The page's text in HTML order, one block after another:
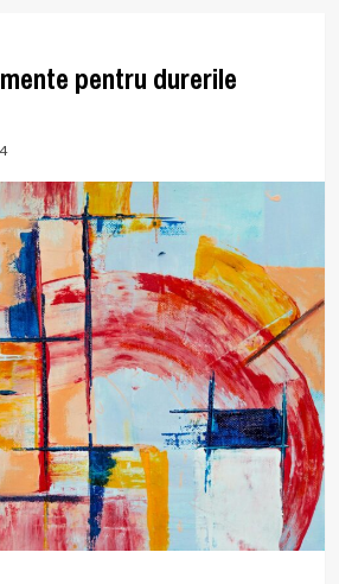
pentru durerile